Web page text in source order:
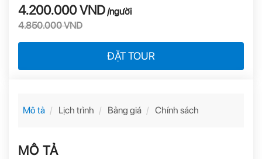
Mô tả Lịch trình Bảng giá Chính sách
MÔ TẢ
4.200.000 VND/người
4.850.000 VND
ĐẶT TOUR